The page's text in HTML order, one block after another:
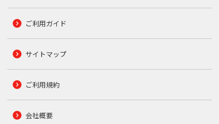
ご利用ガイド
サイトマップ
ご利用規約
会社概要